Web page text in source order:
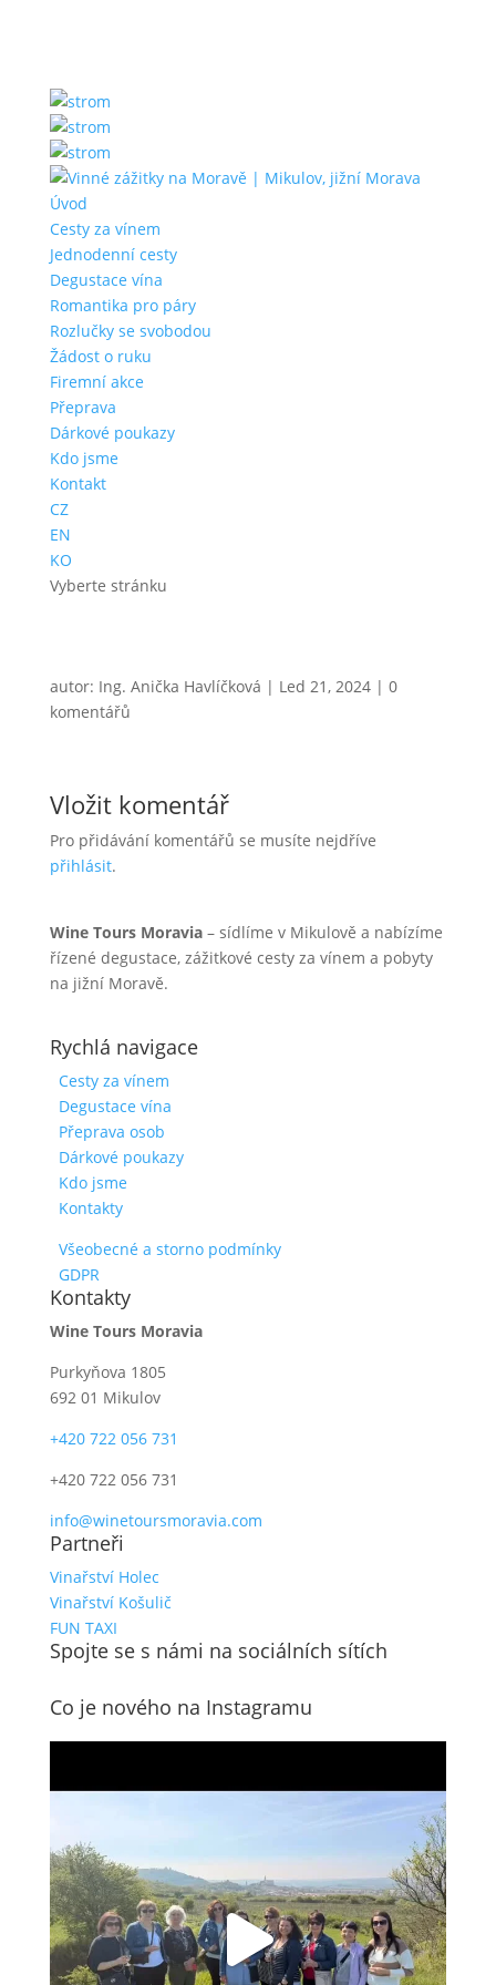
Úvod
Cesty za vínem
Jednodenní cesty
Degustace vína
Romantika pro páry
Rozlučky se svobodou
Žádost o ruku
Firemní akce
Přeprava
Dárkové poukazy
Kdo jsme
Kontakt
CZ
EN
KO
Vyberte stránku
autor: Ing. Anička Havlíčková | Led 21, 2024| 0
komentářů
Vložit komentář
Pro přidávání komentářů se musíte nejdříve
přihlásit.
Wine Tours Moravia– sídlíme v Mikulově a nabízíme
řízené degustace, zážitkové cesty za vínem a pobyty
na jižní Moravě.
Rychlá navigace
Cesty za vínem
Degustace vína
Přeprava osob
Dárkové poukazy
Kdo jsme
Kontakty
Všeobecné a storno podmínky
GDPR
Kontakty
Wine Tours Moravia
Purkyňova 1805
692 01 Mikulov
+420 722 056 731
+420 722 056 731
info@winetoursmoravia.com
Partneři
Vinařství Holec
Vinařství Košulič
FUN TAXI
Spojte se s námi na sociálních sítích
Co je nového na Instagramu